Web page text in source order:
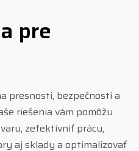
pre
presnosti, bezpečnosti a
riešenia vám pomôžu
zefektívniť prácu,
aj sklady a optimalizovať